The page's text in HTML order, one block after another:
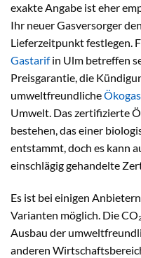
exakte Angabe ist eher
Ihr neuer Gasversorger
Lieferzeitpunkt festlegen.
Gastarifin Ulm betreffen
Preisgarantie, die
umweltfreundliche
Umwelt. Das zertifizierte
bestehen, das einer
entstammt, doch es kann
einschlägig gehandelte
Es ist bei einigen
Varianten möglich. Die
Ausbau der
anderen